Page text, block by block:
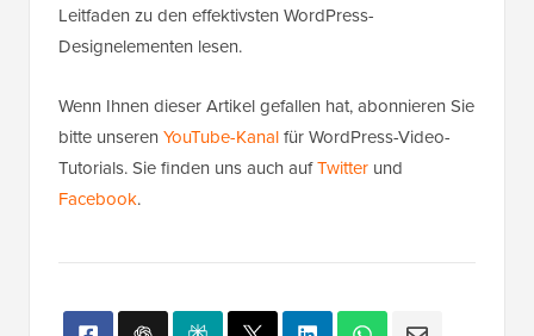
Leitfaden zu den effektivsten WordPress-
Designelementen lesen.
Wenn Ihnen dieser Artikel gefallen hat, abonnieren Sie
bitte unseren YouTube-Kanalfür WordPress-Video-
Tutorials. Sie finden uns auch aufTwitter und
Facebook.